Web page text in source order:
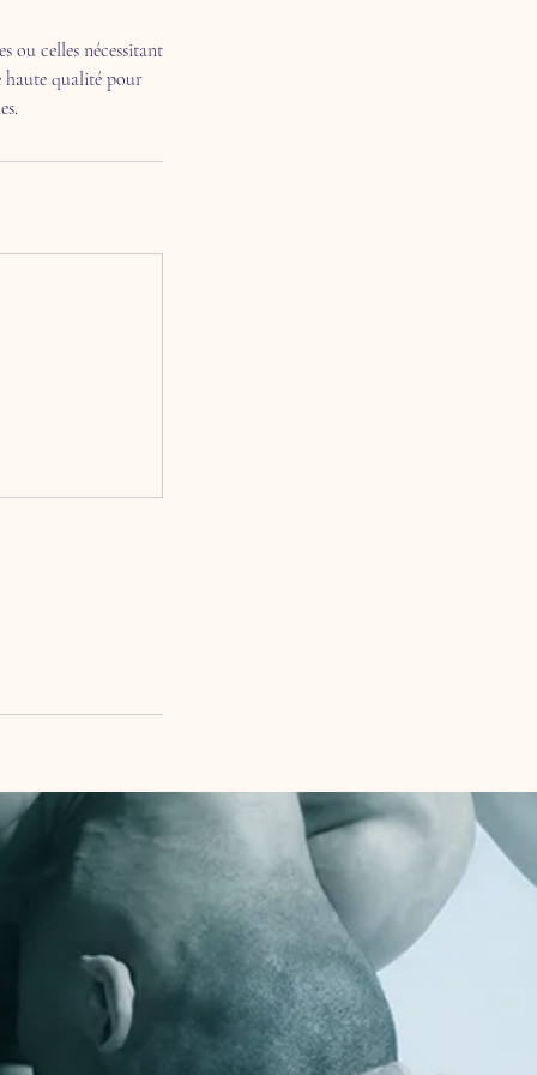
ou celles nécessitant
haute qualité pour